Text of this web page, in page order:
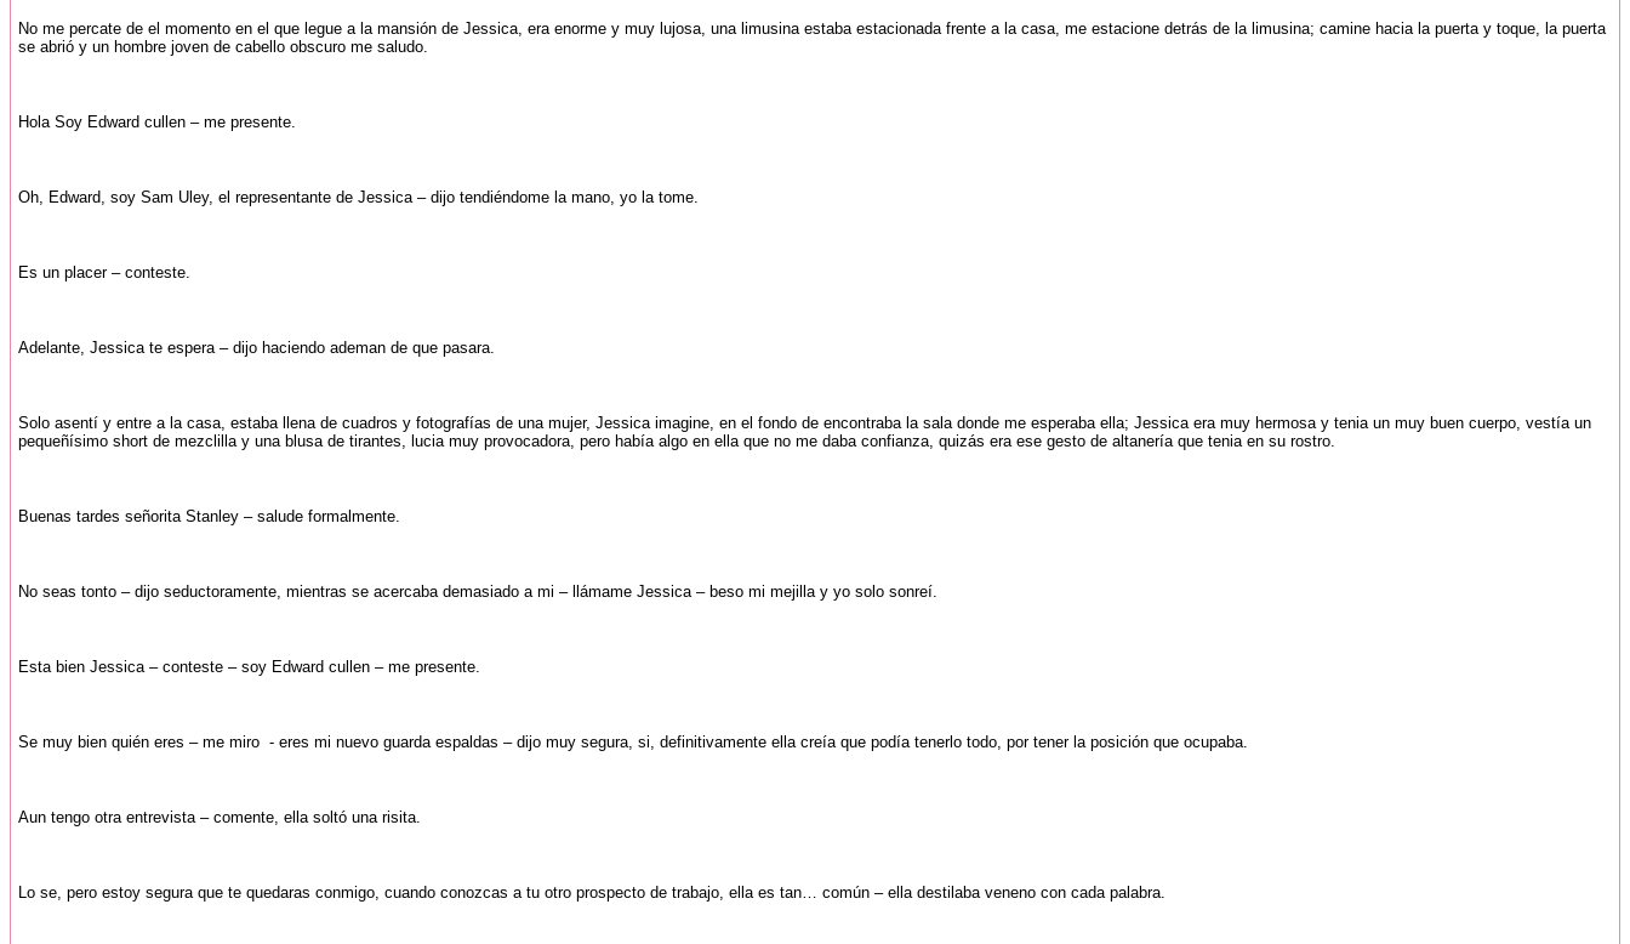
No me percate de el momento en el que legue a la mansión de Jessica, era enorme y muy lujosa, una limusina estaba estacionada frente a la casa, me estacione detrás de la limusina; camine hacia la puerta y toque, la puerta
se abrió y un hombre joven de cabello obscuro me saludo.
Hola Soy Edward cullen – me presente.
Oh, Edward, soy Sam Uley, el representante de Jessica – dijo tendiéndome la mano, yo la tome.
Es un placer – conteste.
Adelante, Jessica te espera – dijo haciendo ademan de que pasara.
Solo asentí y entre a la casa, estaba llena de cuadros y fotografías de una mujer, Jessica imagine, en el fondo de encontraba la sala donde me esperaba ella; Jessica era muy hermosa y tenia un muy buen cuerpo, vestía un
pequeñísimo short de mezclilla y una blusa de tirantes, lucia muy provocadora, pero había algo en ella que no me daba confianza, quizás era ese gesto de altanería que tenia en su rostro.
Buenas tardes señorita Stanley – salude formalmente.
No seas tonto – dijo seductoramente, mientras se acercaba demasiado a mi – llámame Jessica – beso mi mejilla y yo solo sonreí.
Esta bien Jessica – conteste – soy Edward cullen – me presente.
Se muy bien quién eres – me miro - eres mi nuevo guarda espaldas – dijo muy segura, si, definitivamente ella creía que podía tenerlo todo, por tener la posición que ocupaba.
Aun tengo otra entrevista – comente, ella soltó una risita.
Lo se, pero estoy segura que te quedaras conmigo, cuando conozcas a tu otro prospecto de trabajo, ella es tan… común – ella destilaba veneno con cada palabra.